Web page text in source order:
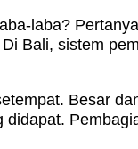
laba?
Bali, sistem
Besar